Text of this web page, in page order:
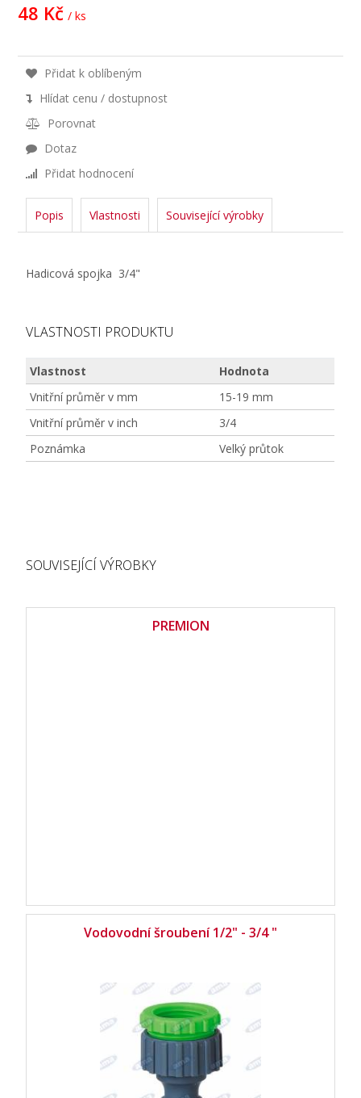
48 Kč / ks
Přidat k oblíbeným
Hlídat cenu / dostupnost
Porovnat
Dotaz
Přidat hodnocení
Popis Vlastnosti Související výrobky
Hadicová spojka 3/4"
VLASTNOSTI PRODUKTU
Vlastnost
Hodnota
Vnitřní průměr v mm
15-19 mm
Vnitřní průměr v inch
3/4
Poznámka
Velký průtok
SOUVISEJÍCÍ VÝROBKY
PREMION
Vodovodní šroubení 1/2" - 3/4 "